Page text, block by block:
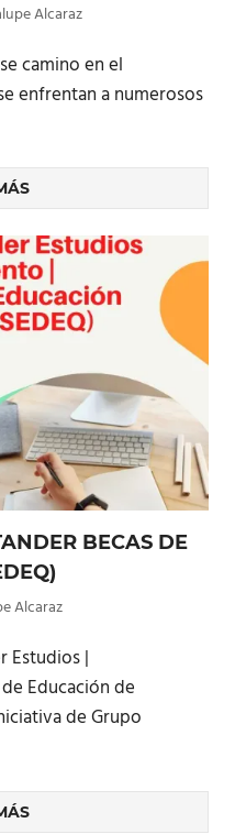
Alcaraz
camino en el
enfrentan a numerosos
BECAS DE
Alcaraz
Estudios |
Educación de
de Grupo